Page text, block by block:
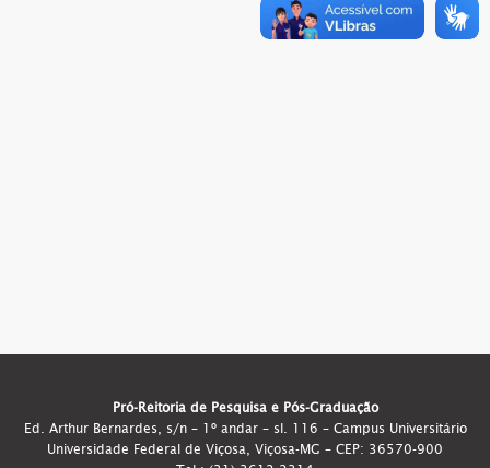
Pró-Reitoria de Pesquisa e Pós-Graduação
Ed. Arthur Bernardes, s/n – 1º andar – sl. 116 – Campus Universitário
Universidade Federal de Viçosa, Viçosa-MG – CEP: 36570-900